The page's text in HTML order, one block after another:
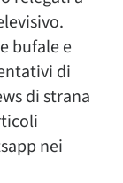
bufale e
di
di strana
nei